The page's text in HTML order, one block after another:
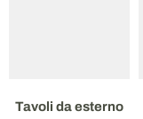
Tavoli da esterno